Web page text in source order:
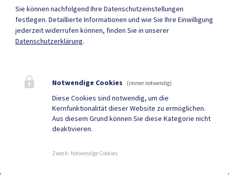
Quicklinks
Facebook
DuBistGallizien - Portal
Gemeindezeitung
Neuigkeiten
Sie können nachfolgend Ihre Datenschutzeinstellungen
festlegen. Detaillierte Informationen und wie Sie Ihre Einwilligung
jederzeit widerrufen können, finden Sie in unserer
Datenschutzerklärung.
Notwendige Cookies (immer notwendig)
Diese Cookies sind notwendig, um die
Kernfunktionalität dieser Website zu ermöglichen.
Aus diesem Grund können Sie diese Kategorie nicht
deaktivieren.
Zweck: Notwendige Cookies